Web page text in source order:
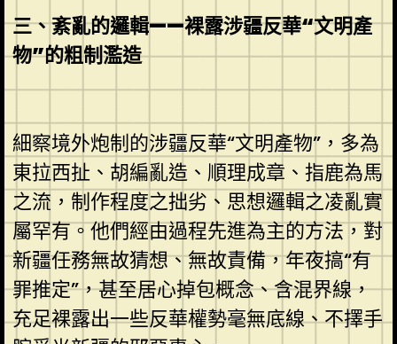
三、紊亂的邏輯——裸露涉疆反華“文明產
物”的粗制濫造
細察境外炮制的涉疆反華“文明產物”，多為
東拉西扯、胡編亂造、順理成章、指鹿為馬
之流，制作程度之拙劣、思想邏輯之凌亂實
屬罕有。他們經由過程先進為主的方法，對
新疆任務無故猜想、無故責備，年夜搞“有
罪推定”，甚至居心掉包概念、含混界線，
充足裸露出一些反華權勢毫無底線、不擇手